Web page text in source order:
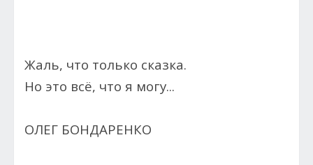
Жаль, что только сказка.
Но это всё, что я могу...
ОЛЕГ БОНДАРЕНКО